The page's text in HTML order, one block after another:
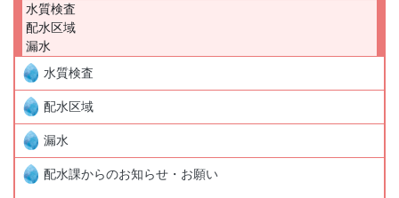
水質検査
配水区域
漏水
水質検査
配水区域
漏水
配水課からのお知らせ・お願い